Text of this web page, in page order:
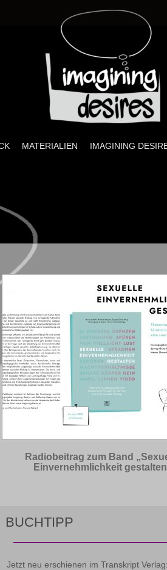
Sexualität, visueller Kultur und
MATERIALIEN IMAGINING
Radiobeitrag zum Band
Einvernehmlichkeit
BUCHTIPP
Jetzt neu erschienen im Transkript Verlag: